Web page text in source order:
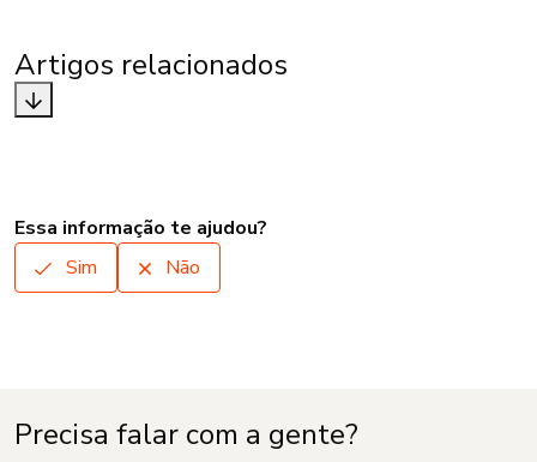
Artigos relacionados
Essa informação te ajudou?
Sim
Não
Precisa falar com a gente?